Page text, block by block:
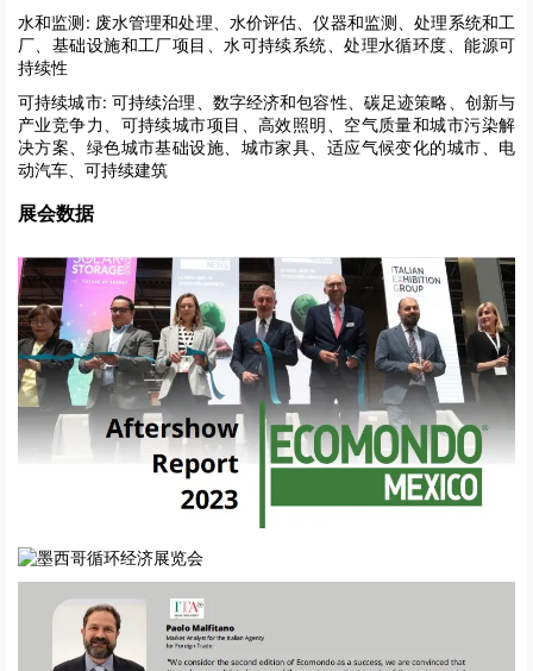
水和监测: 废水管理和处理、水价评估、仪器和监测、处理系统和工
厂、基础设施和工厂项目、水可持续系统、处理水循环度、能源可
持续性
可持续城市: 可持续治理、数字经济和包容性、碳足迹策略、创新与
产业竞争力、可持续城市项目、高效照明、空气质量和城市污染解
决方案、绿色城市基础设施、城市家具、适应气候变化的城市、电
动汽车、可持续建筑
展会数据